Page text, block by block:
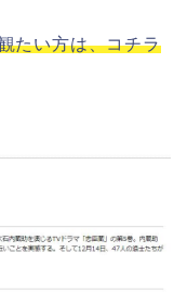
たい方は、コチラ